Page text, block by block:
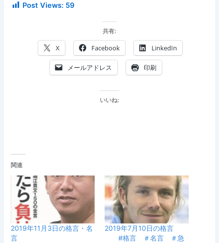
Post Views: 59
共有:
X Facebook LinkedIn
メールアドレス 印刷
いいね:
関連
2019年11月3日の格言・名
言
2019年7月10日の格言
#格言 ＃名言 ＃急